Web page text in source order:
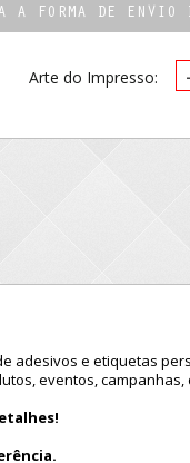
A FORMA DE ENVIO
Arte do Impresso:
adesivos e etiquetas
eventos,